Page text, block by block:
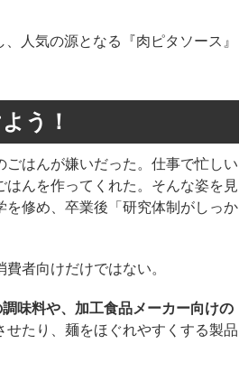
人気の源となる『肉ピタソース』
う！
はんが嫌いだった。仕事で忙しい
んを作ってくれた。そんな姿を見
修め、卒業後「研究体制がしっか
者向けだけではない。
味料や、加工食品メーカー向けの
たり、麺をほぐれやすくする製品